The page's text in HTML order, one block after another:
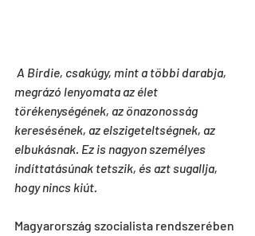
A Birdie, csakúgy, mint a többi darabja,
megrázó lenyomata az élet
törékenységének, az önazonosság
keresésének, az elszigeteltségnek, az
elbukásnak. Ez is nagyon személyes
indíttatásúnak tetszik, és azt sugallja,
hogy nincs kiút.
Magyarország szocialista rendszerében